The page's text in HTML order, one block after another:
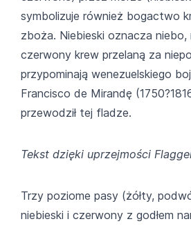
symbolizuje również bogactwo
zboża. Niebieski oznacza niebo,
czerwony krew przelaną za
przypominają wenezuelskiego
Francisco de Mirandę
przewodził tej fladze.
Tekst dzięki uprzejmości
Trzy poziome pasy (żółty,
niebieski i czerwony z godłem